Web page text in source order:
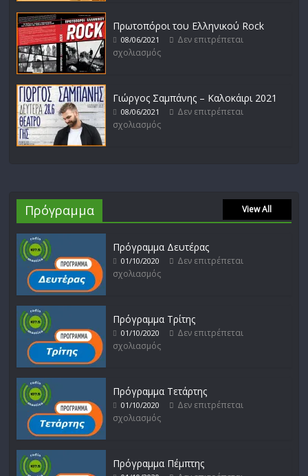
Πρωτοπόροι του Ελληνικού Rock
08/06/2021
Δεν επιτρέπεται
σχολιασμός
Γιώργος Σαμπάνης – Καλοκάιρι 2021
08/06/2021
Δεν επιτρέπεται
σχολιασμός
Πρόγραμμα View All
Πρόγραμμα Δευτέρας
01/10/2020
Δεν επιτρέπεται
σχολιασμός
Πρόγραμμα Τρίτης
01/10/2020
Δεν επιτρέπεται
σχολιασμός
Πρόγραμμα Τετάρτης
01/10/2020
Δεν επιτρέπεται
σχολιασμός
Πρόγραμμα Πέμπτης